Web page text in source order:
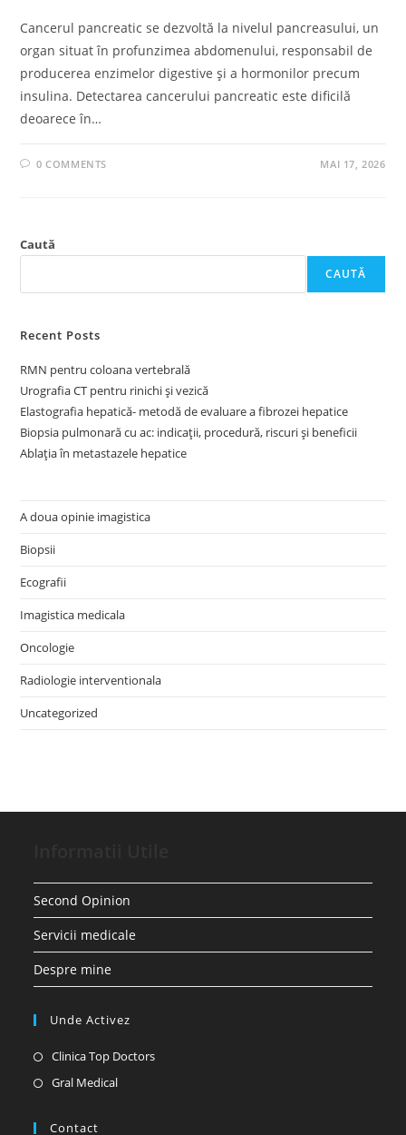
Cancerul pancreatic se dezvoltă la nivelul pancreasului, un
organ situat în profunzimea abdomenului, responsabil de
producerea enzimelor digestive și a hormonilor precum
insulina. Detectarea cancerului pancreatic este dificilă
deoarece în…
0 COMMENTS MAI 17, 2026
Caută
CAUTĂ
Recent Posts
RMN pentru coloana vertebrală
Urografia CT pentru rinichi și vezică
Elastografia hepatică- metodă de evaluare a fibrozei hepatice
Biopsia pulmonară cu ac: indicații, procedură, riscuri și beneficii
Ablația în metastazele hepatice
A doua opinie imagistica
Biopsii
Ecografii
Imagistica medicala
Oncologie
Radiologie interventionala
Uncategorized
Second Opinion
Servicii medicale
Despre mine
Unde Activez
Clinica Top DoctorsOpens
Gral MedicalOpens
Contact